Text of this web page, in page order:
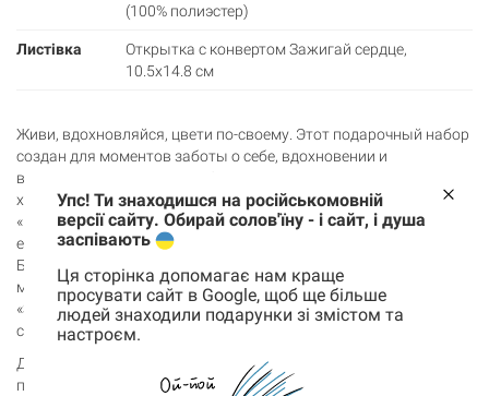
(100% полиэстер)
Листівка
Открытка с конвертом Зажигай сердце,
10.5х14.8 см
Живи, вдохновляйся, цвети по-своему. Этот подарочный набор
создан для моментов заботы о себе, вдохновении и
внутреннем дзене – для себя или для человека, которому
хочется сказать что-то важное без лишних слов. Платок
«Шелест трав» легкий и нежный, он станет акцентом в
ежедневных образах и подарит ощущение покоя в мелочах.
Блокнот «Цветы» — это пространство для мыслей, планов и
мечтаний, которые только начинают прорастать, а открытка
«Зажги сердце» — теплое напоминание жить с огоньком,
слушать себя и доверять собственному ритму.
Добавляй в корзину и дари на день рождения, 8 марта или
просто так – без повода, но со смыслом.
Упс! Ти знаходишся на російськомовній
версії сайту. Обирай солов'їну - і сайт, і душа
заспівають
Ця сторінка допомагає нам краще
просувати сайт в Google, щоб ще більше
людей знаходили подарунки зі змістом та
настроєм.
Корзина 0 товары